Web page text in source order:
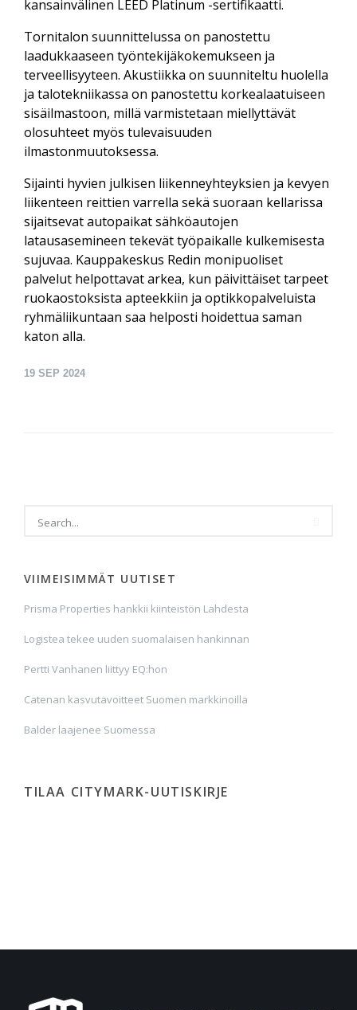
kansainvälinen LEED Platinum -sertifikaatti.
Tornitalon suunnittelussa on panostettu
laadukkaaseen työntekijäkokemukseen ja
terveellisyyteen. Akustiikka on suunniteltu huolella
ja talotekniikassa on panostettu korkealaatuiseen
sisäilmastoon, millä varmistetaan miellyttävät
olosuhteet myös tulevaisuuden
ilmastonmuutoksessa.
Sijainti hyvien julkisen liikenneyhteyksien ja kevyen
liikenteen reittien varrella sekä suoraan kellarissa
sijaitsevat autopaikat sähköautojen
latausasemineen tekevät työpaikalle kulkemisesta
sujuvaa. Kauppakeskus Redin monipuoliset
palvelut helpottavat arkea, kun päivittäiset tarpeet
ruokaostoksista apteekkiin ja optikkopalveluista
ryhmäliikuntaan saa helposti hoidettua saman
katon alla.
19 SEP 2024
VIIMEISIMMÄT UUTISET
Prisma Properties hankkii kiinteistön Lahdesta
Logistea tekee uuden suomalaisen hankinnan
Pertti Vanhanen liittyy EQ:hon
Catenan kasvutavoitteet Suomen markkinoilla
Balder laajenee Suomessa
TILAA CITYMARK-UUTISKIRJE